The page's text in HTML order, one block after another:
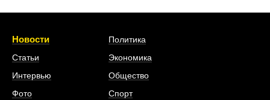
Новости
Статьи
Интервью
Фото
Политика
Экономика
Общество
Спорт